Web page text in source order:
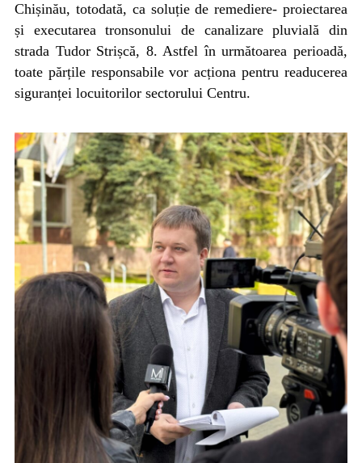
Chișinău, totodată, ca soluție de remediere- proiectarea
și executarea tronsonului de canalizare pluvială din
strada Tudor Strișcă, 8. Astfel în următoarea perioadă,
toate părțile responsabile vor acționa pentru readucerea
siguranței locuitorilor sectorului Centru.